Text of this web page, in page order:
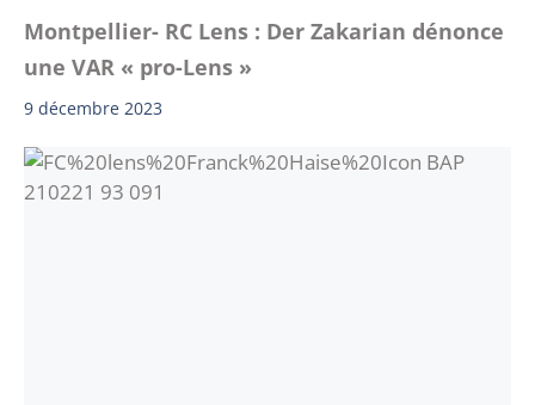
Montpellier- RC Lens : Der Zakarian dénonce
une VAR « pro-Lens »
9 décembre 2023